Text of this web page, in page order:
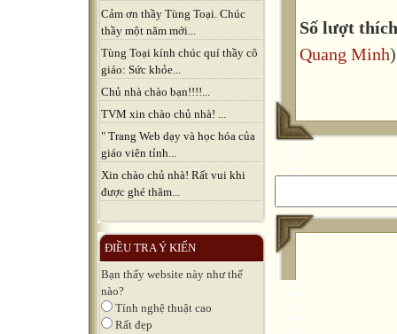
Cảm ơn thầy Tùng Toại. Chúc
thầy một năm mới...
Tùng Toại kính chúc quí thầy cô
giáo: Sức khỏe...
Chủ nhà chào bạn!!!!...
TVM xin chào chủ nhà! ...
" Trang Web dạy và học hóa của
giáo viên tỉnh...
Xin chào chủ nhà! Rất vui khi
được ghé thăm...
ĐIỀU TRA Ý KIẾN
Bạn thấy website này như thế
nào?
Tính nghệ thuật cao
Rất đẹp
Số lượt
Quang Minh)